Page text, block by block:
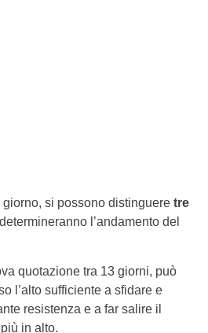
si possono distinguere tre
l’andamento del
quotazione tra 13 giorni, può
l’alto sufficiente a sfidare e
resistenza e a far salire il
in alto.